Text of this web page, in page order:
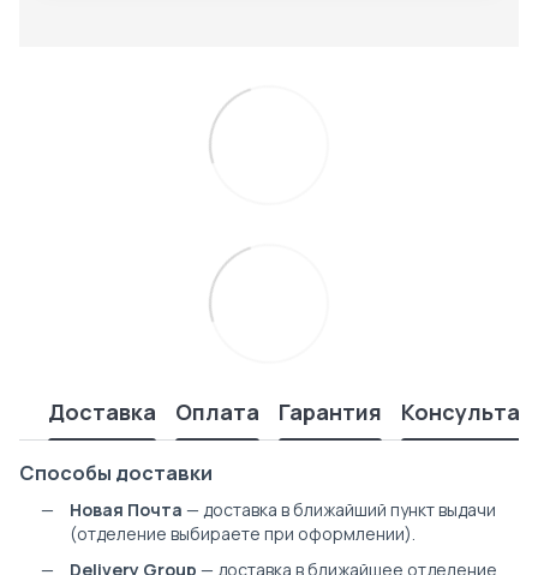
Доставка Оплата Гарантия
Способы доставки
Новая Почта — доставка в ближайший пункт выдачи
(отделение выбираете при оформлении).
Delivery Group — доставка в ближайшее отделение